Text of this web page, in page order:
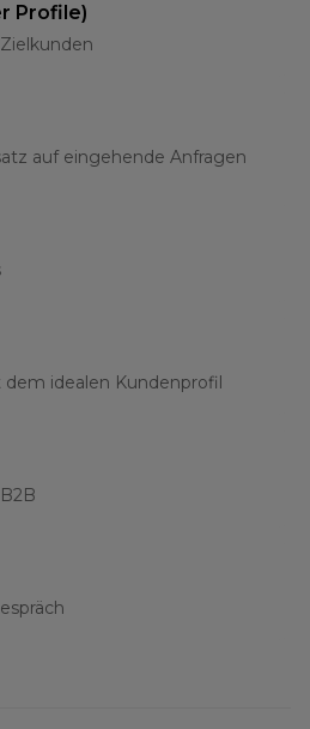
Profile)
auf eingehende Anfragen
idealen Kundenprofil